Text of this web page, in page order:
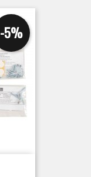
-5%